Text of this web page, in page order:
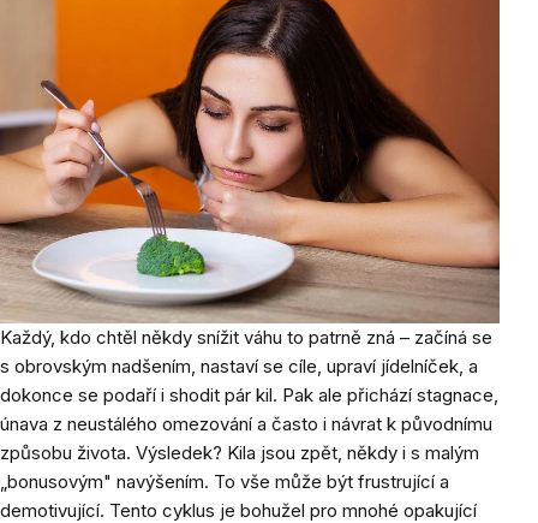
Každý, kdo chtěl někdy snížit váhu to patrně zná – začíná se
s obrovským nadšením, nastaví se cíle, upraví jídelníček, a
dokonce se podaří i shodit pár kil. Pak ale přichází stagnace,
únava z neustálého omezování a často i návrat k původnímu
způsobu života. Výsledek? Kila jsou zpět, někdy i s malým
„bonusovým" navýšením. To vše může být frustrující a
demotivující. Tento cyklus je bohužel pro mnohé opakující